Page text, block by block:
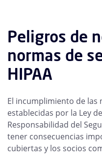
Peligros de
normas de
HIPAA
El incumplimiento de las
establecidas por la Ley
Responsabilidad del
tener consecuencias
cubiertas y los socios